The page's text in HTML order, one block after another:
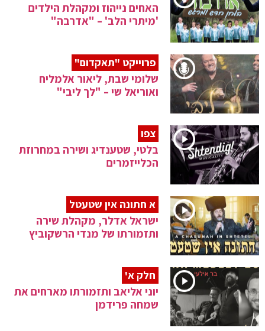
האחים נייהוז ומקהלת הילדים
'מיתרי הלב' – "אדרבה"
פרוייקט "תאקדום"
שלומי שבת, ליאור אלמליח
ואוריאל שי – "לך ליבי"
צפו
בלטי, שטענדיג ושירה במחרוזת
הכלייזמרים
א חתונה אין שטעטל
ישראל אדלר, מקהלת שירה
ותזמורתו של מנדי הרשקוביץ
חלק א'
יוני אליאב ותזמורתו מארחים את
שמחה פרידמן